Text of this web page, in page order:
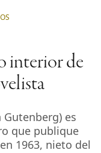
interior de
es
que publique
1963, nieto del